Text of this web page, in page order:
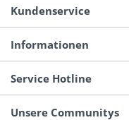
Kundenservice
Informationen
Service Hotline
Unsere Communitys